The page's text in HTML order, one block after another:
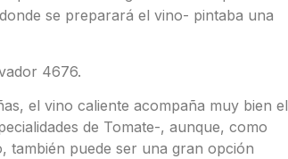
se preparará el vino- pintaba una
4676.
el vino caliente acompaña muy bien el
de Tomate-, aunque, como
también puede ser una gran opción